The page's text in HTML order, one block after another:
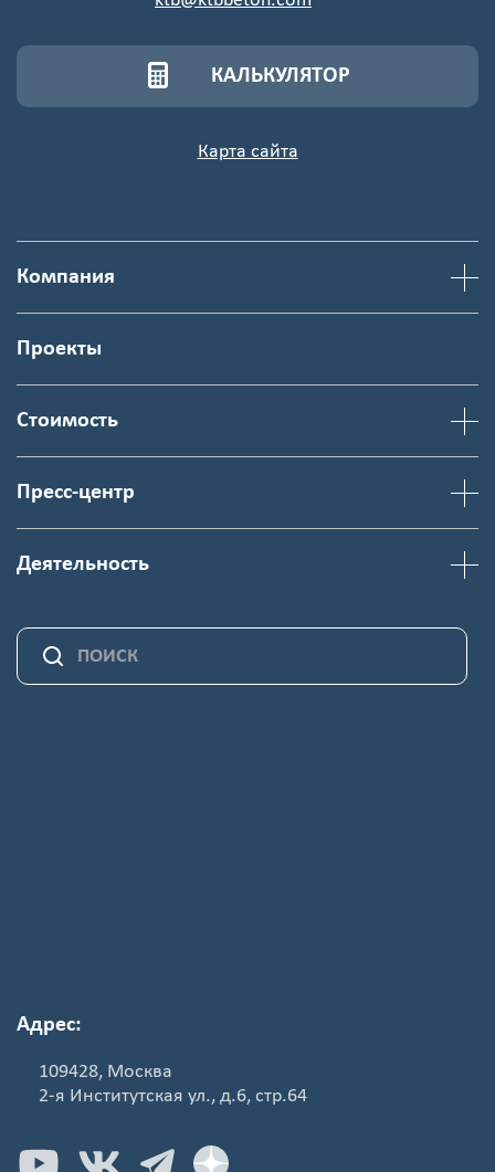
КАЛЬКУЛЯТОР
Карта сайта
Компания
Проекты
Стоимость
Пресс-центр
Деятельность
Адрес:
109428, Москва
2-я Институтская ул., д.6, стр.64